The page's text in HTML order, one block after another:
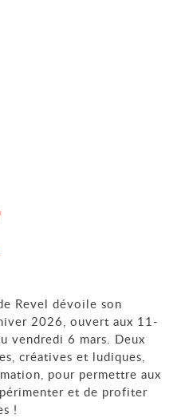
Revel dévoile son
2026, ouvert aux 11-
vendredi 6 mars. Deux
créatives et ludiques,
pour permettre aux
et de profiter
!